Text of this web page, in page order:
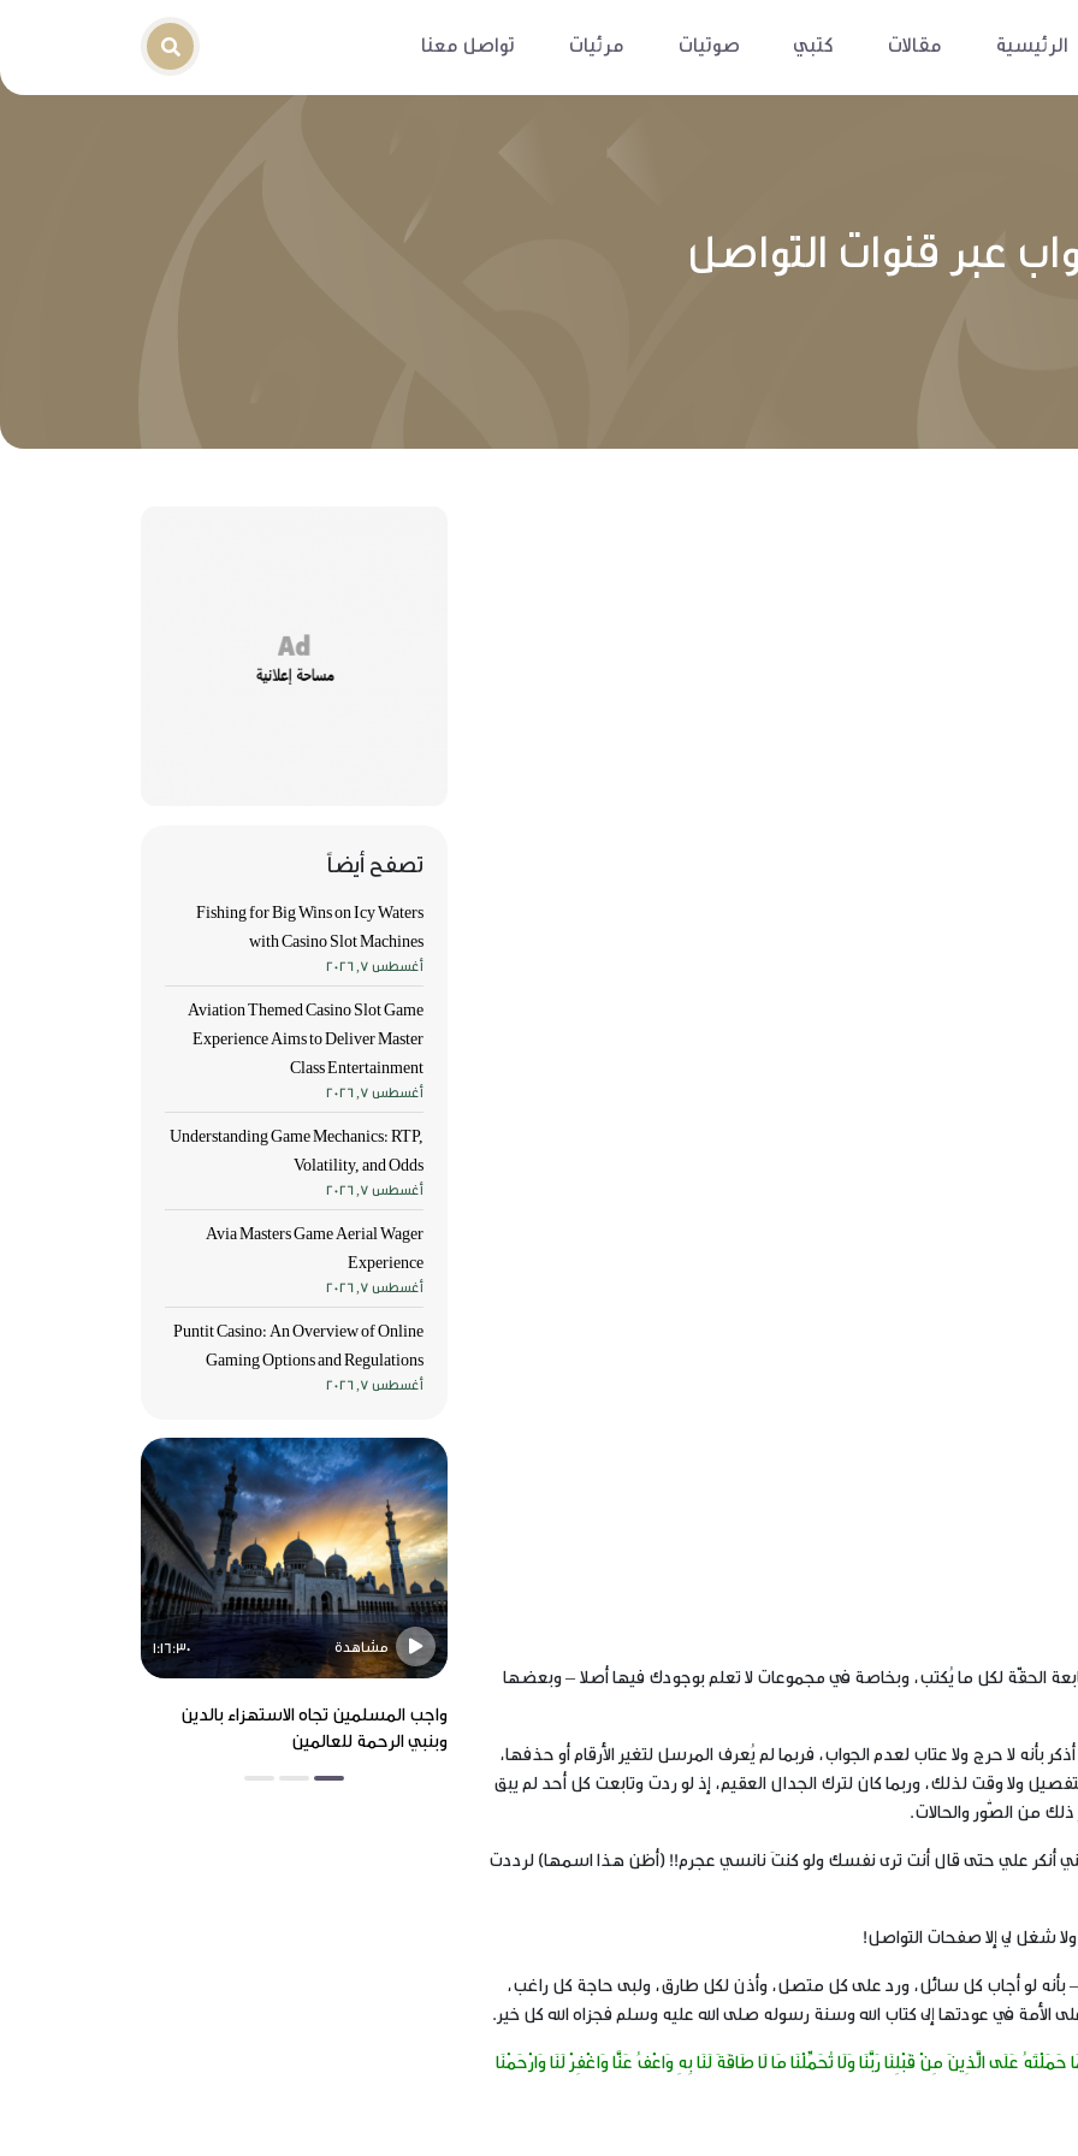
الرئيسية مقالات كتبي صوتيات مرئيات تواصل معنا
عبر قنوات التواصل
الحقّة لكل ما يُكتب، وبخاصة في مجموعات لا تعلم بوجودك فيها أصلا – وبعضها
بأنهلا حرج ولا عتاب لعدم الجواب، فربما لم يُعرف المرسل لتغير الأرقام أو حذفها،
ولا وقت لذلك، وربما كان لترك الجدال العقيم، إذ لو ردت وتابعت كل أحد لم يبق
من الصُّور والحالات.
أنكر علي حتى قال أنت ترى نفسك ولو كنتَ نانسي عجرم!! (أظن هذا اسمها) لرددت
ولا شغل لي إلا صفحات التواصل!
– بأنه لو أجاب كل سائل، ورد على كل متصل، وأذن لكل طارق، ولبى حاجة كل راغب،
الأمة في عودتها إلى كتاب الله وسنة رسوله صلى الله عليه وسلم فجزاه الله كل خير.
حَمَلْتَهُ عَلَى الَّذِينَ مِنْ قَبْلِنَا رَبَّنَا وَلَا تُحَمِّلْنَا مَا لَا طَاقَةَ لَنَا بِهِ وَاعْفُ عَنَّا وَاغْفِرْ لَنَا وَارْحَمْنَا
تصفح أيضاً
Fishing for Big Wins on Icy Waters
with Casino Slot Machines
أغسطس 7, 2026
Aviation Themed Casino Slot Game
Experience Aims to Deliver Master
Class Entertainment
أغسطس 7, 2026
Understanding Game Mechanics: RTP,
Volatility, and Odds
أغسطس 7, 2026
Avia Masters Game Aerial Wager
Experience
أغسطس 7, 2026
Puntit Casino: An Overview of Online
Gaming Options and Regulations
أغسطس 7, 2026
مشاهدة 1:16:30
واجب المسلمين تجاه الاستهزاء بالدين
وبنبي الرحمة للعالمين